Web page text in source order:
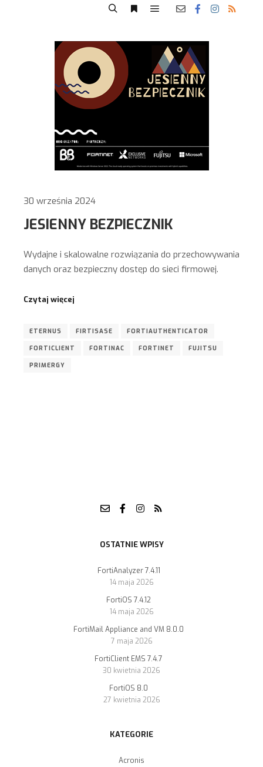
30 września 2024
JESIENNY BEZPIECZNIK
Wydajne i skalowalne rozwiązania do przechowywania
danych oraz bezpieczny dostęp do sieci firmowej.
Czytaj więcej
ETERNUS FIRTISASE FORTIAUTHENTICATOR
FORTICLIENT FORTINAC FORTINET FUJITSU
PRIMERGY
OSTATNIE WPISY
FortiAnalyzer 7.4.11
14 maja 2026
FortiOS 7.4.12
14 maja 2026
FortiMail Appliance and VM 8.0.0
7 maja 2026
FortiClient EMS 7.4.7
30 kwietnia 2026
FortiOS 8.0
27 kwietnia 2026
KATEGORIE
Acronis